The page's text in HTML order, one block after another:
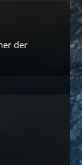
der